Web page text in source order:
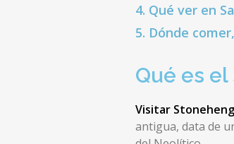
4. Qué ver en
5. Dónde
Qué es
Visitar
antigua, data de